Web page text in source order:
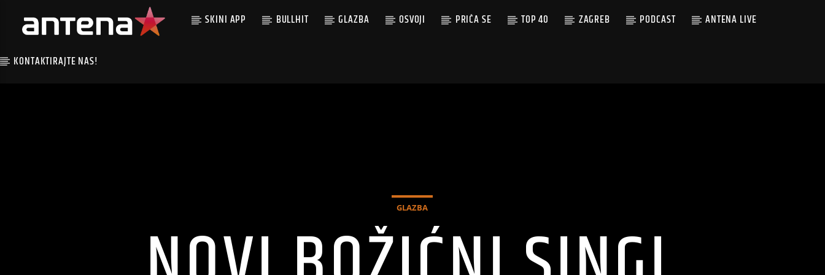
SKINI APP BULLHIT GLAZBA OSVOJI PRIČA SE TOP 40 ZAGREB PODCAST ANTENA LIVE
KONTAKTIRAJTE NAS!
GLAZBA